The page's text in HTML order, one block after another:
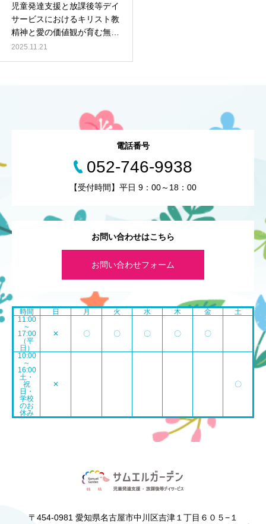
児童発達支援と放課後等デイ
サービスにおけるキリスト教
精神と愛の価値観が育む無限
の可能性
2025.11.21
お問い合わせはこちら
お問い合わせフォーム
電話番号
052-746-9938
【受付時間】平日 9：00～18：00
時間 日 月 火 水 木 金
土
11:00
～
17:00
（平
日）
✕ 〇 〇 〇 〇 〇
10:00
～
16:00
土・
祝
日・
学校
のお
休み
✕ 〇
〒454-0981 愛知県名古屋市中川区吉津１丁目６０５−１